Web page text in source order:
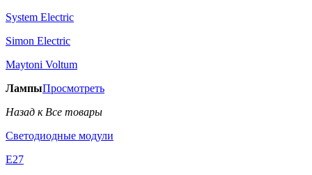
System Electric
Simon Electric
Maytoni Voltum
ЛампыПросмотреть
Назад к Все товары
Светодиодные модули
E27